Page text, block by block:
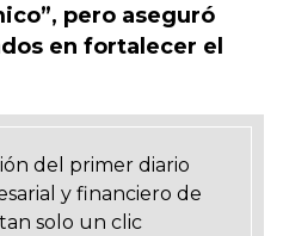
pero aseguró
en fortalecer el
del primer diario
y financiero de
solo un clic